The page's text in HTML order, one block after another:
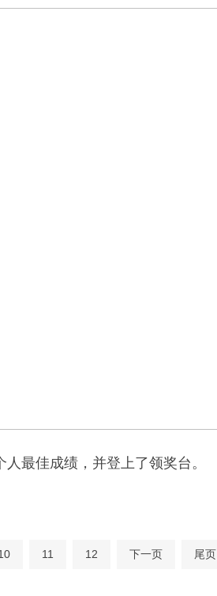
最佳成绩，并登上了领奖台。
11 12 下一页 尾页